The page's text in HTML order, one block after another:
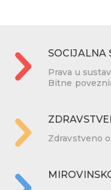
SOCIJALNA
Prava u
Bitne
Zdravstveno